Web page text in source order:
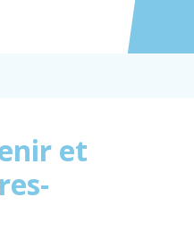
Accéder
et